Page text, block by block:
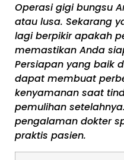
Operasi gigi bungsu
atau lusa. Sekarang
lagi berpikir apakah
memastikan Anda
Persiapan yang baik
dapat membuat
kenyamanan saat
pemulihan
pengalaman dokter
praktis pasien.